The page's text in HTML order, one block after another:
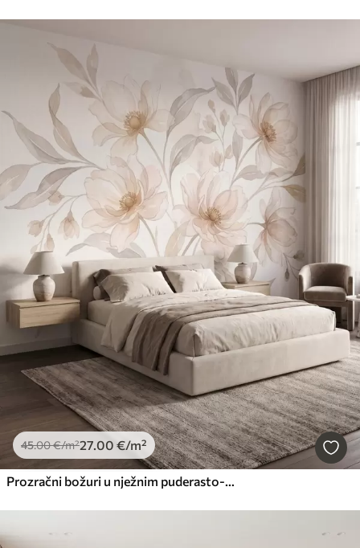
45.00€/m²27.00 €/m²
Prozračni božuri u nježnim puderasto-bež tonovima